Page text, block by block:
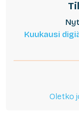
Kuukausi
Oletko